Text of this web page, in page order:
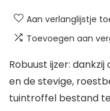
Aan verlanglijstje
Toevoegen aan
Robuust ijzer:
en de stevige,
tuintroffel bestand